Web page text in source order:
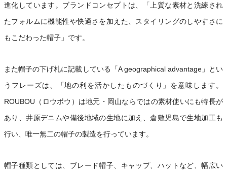
進化しています。ブランドコンセプトは、「上質な素材と洗練され
たフォルムに機能性や快適さを加えた、スタイリングのしやすさに
もこだわった帽子」です。
また帽子の下げ札に記載している「A geographical advantage」とい
うフレーズは、「地の利を活かしたものづくり」を意味します。
ROUBOU（ロウボウ）は地元・岡山ならではの素材使いにも特長が
あり、井原デニムや備後地域の生地に加え、倉敷児島で生地加工も
行い、唯一無二の帽子の製造を行っています。
帽子種類としては、ブレード帽子、キャップ、ハットなど、幅広い